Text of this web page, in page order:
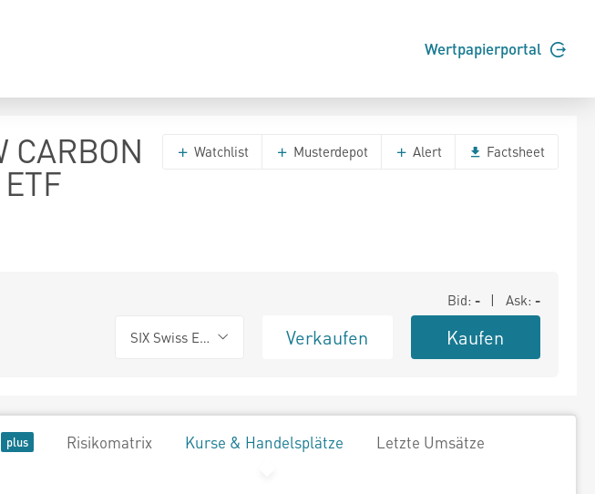
Wertpapierportal
CARBON Watchlist Musterdepot Alert Factsheet
Bid: - | Ask: -
SIX Swiss Exchange Verkaufen Kaufen
Risikomatrix Kurse & Handelsplätze Letzte Umsätze